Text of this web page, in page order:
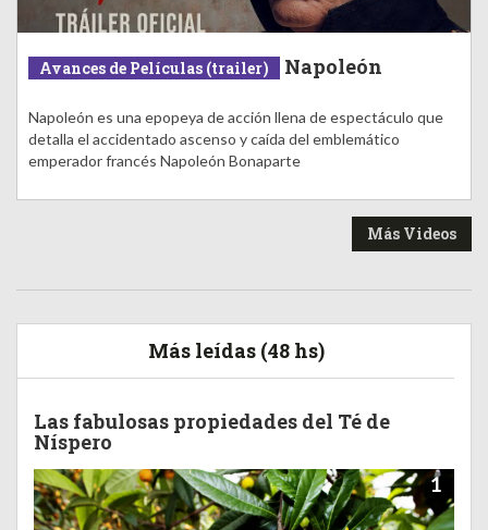
Avances de Películas (trailer) Napoleón
Napoleón es una epopeya de acción llena de espectáculo que
detalla el accidentado ascenso y caída del emblemático
emperador francés Napoleón Bonaparte
Más Videos
Más leídas (48 hs)
Las fabulosas propiedades del Té de
Níspero
1